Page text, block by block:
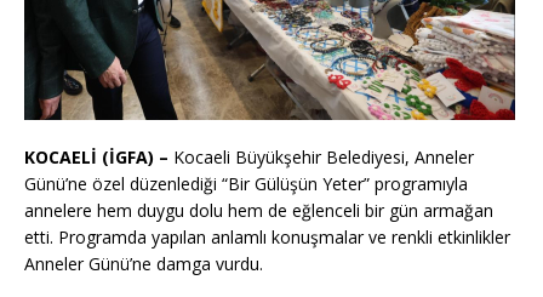
KOCAELİ (İGFA) – Kocaeli Büyükşehir Belediyesi, Anneler
Günü’ne özel düzenlediği “Bir Gülüşün Yeter” programıyla
annelere hem duygu dolu hem de eğlenceli bir gün armağan
etti. Programda yapılan anlamlı konuşmalar ve renkli etkinlikler
Anneler Günü’ne damga vurdu.